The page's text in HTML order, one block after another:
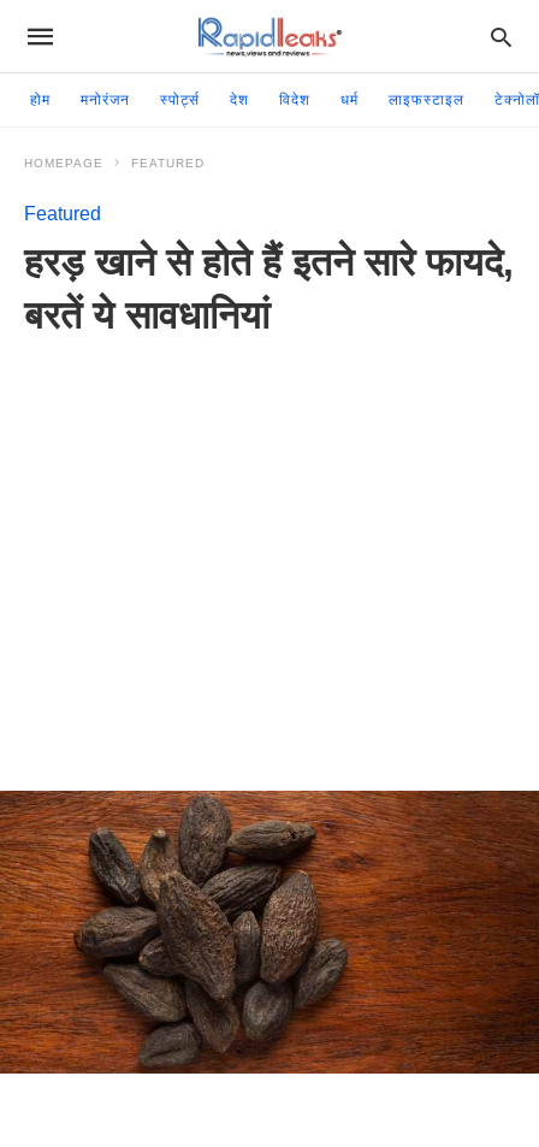
होम मनोरंजन स्पोर्ट्स देश विदेश धर्म लाइफस्टाइल
HOMEPAGE FEATURED
Featured
हरड़ खाने से होते हैं इतने सारे फायदे,
बरतें ये सावधानियां